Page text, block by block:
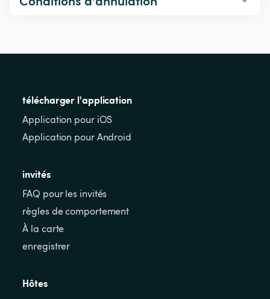
télécharger l'application
Application pour iOS
Application pour Android
invités
FAQ pour les invités
règles de comportement
À la carte
enregistrer
Hôtes